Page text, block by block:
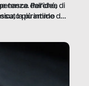
nasce dall’idea
più intimo
Perché, di
la piramide del